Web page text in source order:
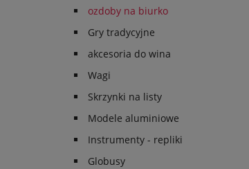
ozdoby na biurko
Gry tradycyjne
akcesoria do wina
Wagi
Skrzynki na listy
Modele aluminiowe
Instrumenty - repliki
Globusy